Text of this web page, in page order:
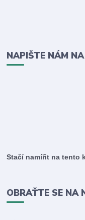
NAPIŠTE NÁM
Stačí namířit na tento
OBRAŤTE SE NA